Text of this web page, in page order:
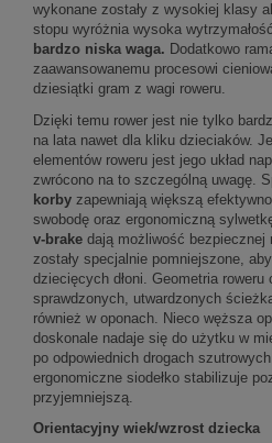
wykonane zostały z wysokiej klasy
stopu wyróżnia wysoka
bardzo niska waga. Dodatkowo
zaawansowanemu procesowi
dziesiątki gram z wagi roweru.
Dzięki temu rower jest nie tylko
na lata nawet dla kliku dzieciaków.
elementów roweru jest jego układ
zwrócono na to szczególną uwagę.
korby zapewniają większą
swobodę oraz ergonomiczną
v-brake dają możliwość bezpiecznej
zostały specjalnie pomniejszone,
dziecięcych dłoni. Geometria
sprawdzonych, utwardzonych
również w oponach. Nieco węższa
doskonale nadaje się do użytku w
po odpowiednich drogach
ergonomiczne siodełko stabilizuje
przyjemniejszą.
Orientacyjny wiek/wzrost dziecka